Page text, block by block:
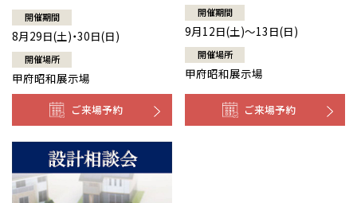
開催期間
8月29日(土)・30日(日)
開催場所
甲府昭和展示場
ご来場予約
開催期間
9月12日(土)～13日(日)
開催場所
甲府昭和展示場
ご来場予約